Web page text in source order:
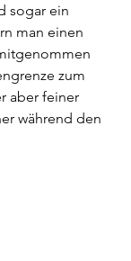
sogar ein
man einen
zum
aber feiner
während den